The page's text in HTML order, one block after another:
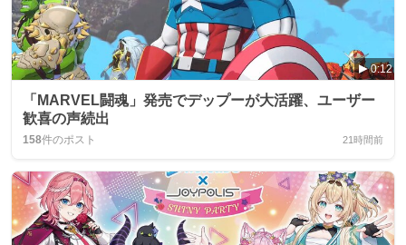
0:12
「MARVEL闘魂」発売でデップーが大活躍、ユーザー
歓喜の声続出
158件のポスト 21時間前